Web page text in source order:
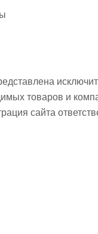
товаров и
сайта